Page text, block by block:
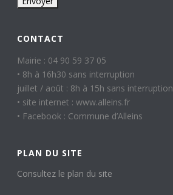
CONTACT
Mairie : 04 90 59 37 05
• 8h à 16h30 sans interruption
juillet / août : 8h à 15h sans interruption
• site internet : www.alleins.fr
• Facebook : Commune d’Alleins
PLAN DU SITE
Consultez le plan du site